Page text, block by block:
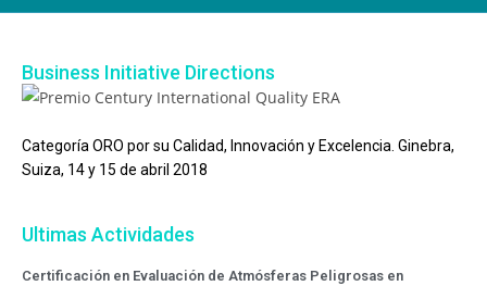
Business Initiative Directions
Categoría ORO por su Calidad, Innovación y Excelencia. Ginebra,
Suiza, 14 y 15 de abril 2018
Ultimas Actividades
Certificación en Evaluación de Atmósferas Peligrosas en